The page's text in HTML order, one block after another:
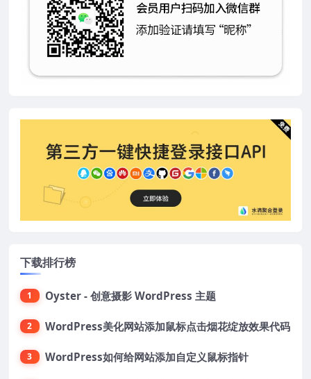
下载排行榜
1 Oyster - 创意摄影 WordPress 主题
2 WordPress美化网站添加鼠标点击烟花绽放效果代码
3 WordPress如何给网站添加自定义鼠标指针